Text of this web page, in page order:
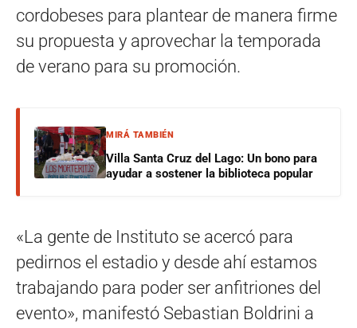
cordobeses para plantear de manera firme
su propuesta y aprovechar la temporada
de verano para su promoción.
MIRÁ TAMBIÉN
Villa Santa Cruz del Lago: Un bono para
ayudar a sostener la biblioteca popular
«La gente de Instituto se acercó para
pedirnos el estadio y desde ahí estamos
trabajando para poder ser anfitriones del
evento», manifestó Sebastian Boldrini a